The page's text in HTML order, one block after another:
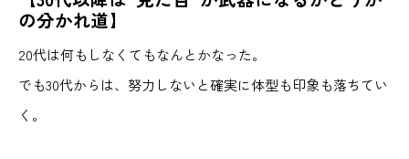
の分かれ道】
20代は何もしなくてもなんとかなった。
でも30代からは、努力しないと確実に体型も印象も落ちてい
く。